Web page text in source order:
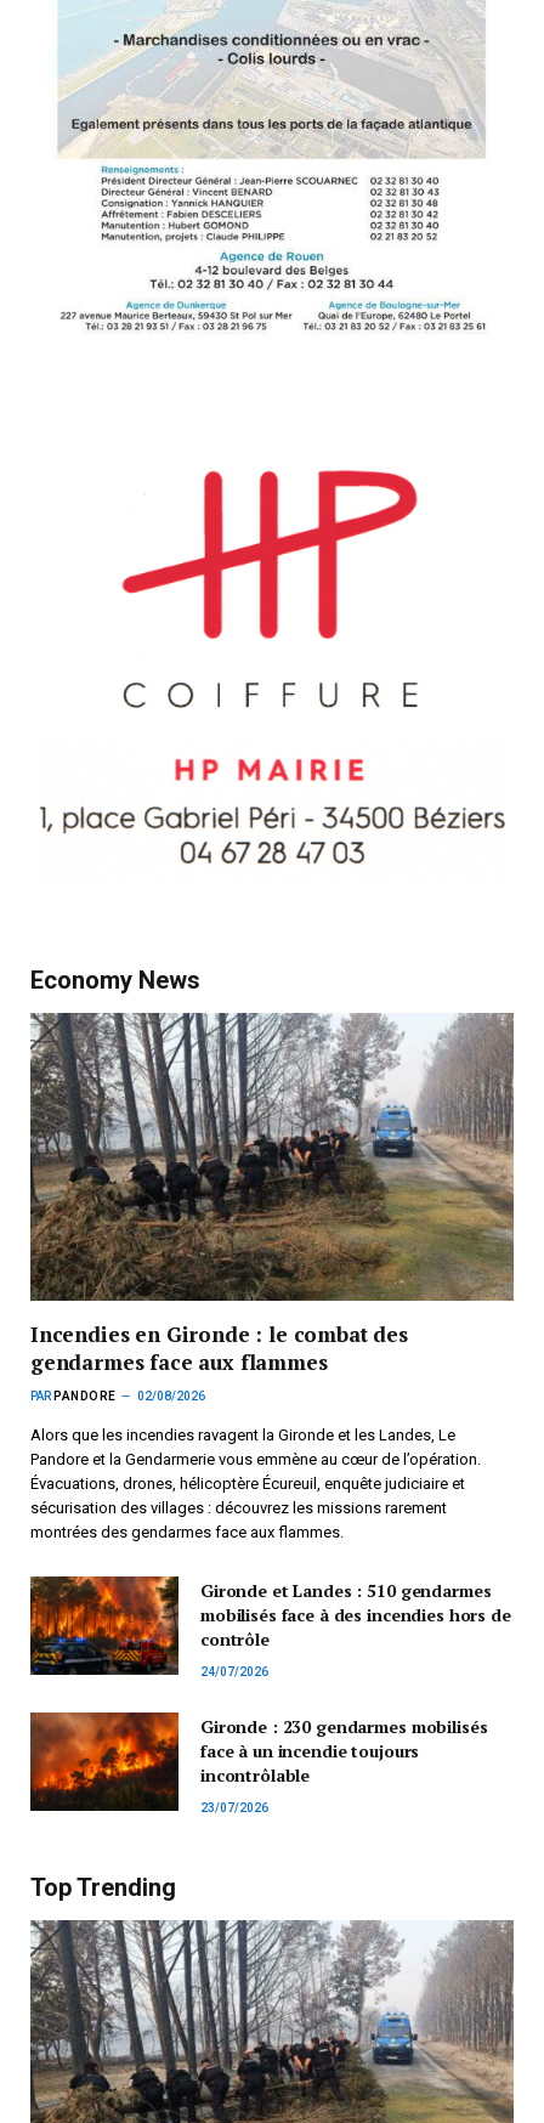
Economy News
Incendies en Gironde : le combat des
gendarmes face aux flammes
PAR PANDORE 02/08/2026
Alors que les incendies ravagent la Gironde et les Landes, Le
Pandore et la Gendarmerie vous emmène au cœur de l’opération.
Évacuations, drones, hélicoptère Écureuil, enquête judiciaire et
sécurisation des villages : découvrez les missions rarement
montrées des gendarmes face aux flammes.
Gironde et Landes : 510 gendarmes
mobilisés face à des incendies hors de
contrôle
24/07/2026
Gironde : 230 gendarmes mobilisés
face à un incendie toujours
incontrôlable
23/07/2026
Top Trending